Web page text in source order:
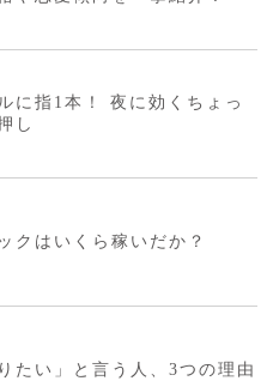
に指1本！ 夜に効くちょっ
し
クはいくら稼いだか？
たい」と言う人、3つの理由